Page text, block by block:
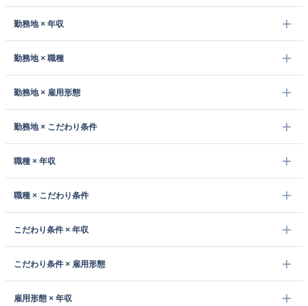
勤務地 × 年収
勤務地 × 職種
勤務地 × 雇用形態
勤務地 × こだわり条件
職種 × 年収
職種 × こだわり条件
こだわり条件 × 年収
こだわり条件 × 雇用形態
雇用形態 × 年収